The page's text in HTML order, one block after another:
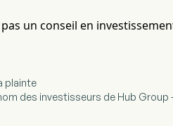
un conseil en
plainte
des investisseurs de Hub